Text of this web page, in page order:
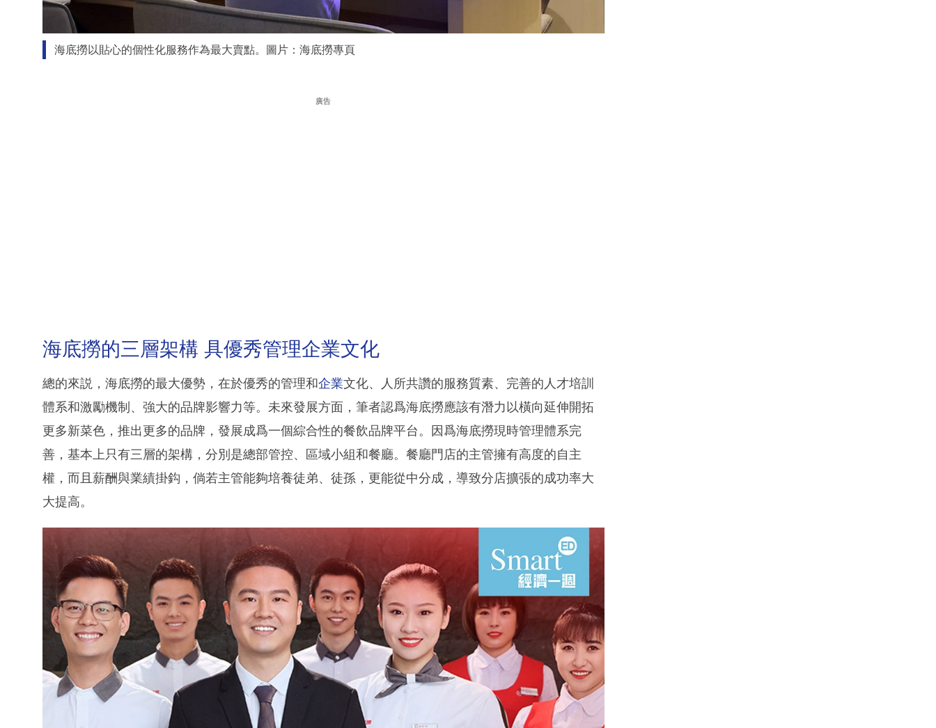
海底撈以貼心的個性化服務作為最大賣點。圖片：海底撈專頁
廣告
海底撈的三層架構 具優秀管理企業文化
總的來説，海底撈的最大優勢，在於優秀的管理和企業文化、人所共讚的服務質素、完善的人才培訓
體系和激勵機制、強大的品牌影響力等。未來發展方面，筆者認爲海底撈應該有潛力以橫向延伸開拓
更多新菜色，推出更多的品牌，發展成爲一個綜合性的餐飲品牌平台。因爲海底撈現時管理體系完
善，基本上只有三層的架構，分別是總部管控、區域小組和餐廳。餐廳門店的主管擁有高度的自主
權，而且薪酬與業績掛鈎，倘若主管能夠培養徒弟、徒孫，更能從中分成，導致分店擴張的成功率大
大提高。